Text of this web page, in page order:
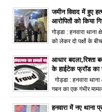
जमीन विवाद में हुए
आरोपितों को किया
गोड्डा : हनवारा थाना
को लेकर दो पक्षों के
आधार बदला,रिश्ता
के हाईटेक फ्रॉड का
गोड्डा : हनवारा
गबन का एक गंभीर
हनवारा में नए थाना